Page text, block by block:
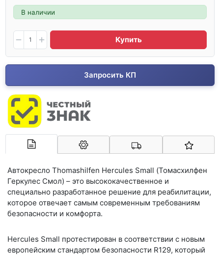
В наличии
Купить
Запросить КП
Автокресло Thomashilfen Hercules Small (Томасхилфен
Геркулес Смол) – это высококачественное и
специально разработанное решение для реабилитации,
которое отвечает самым современным требованиям
безопасности и комфорта.
Hercules Small протестирован в соответствии с новым
европейским стандартом безопасности R129, который